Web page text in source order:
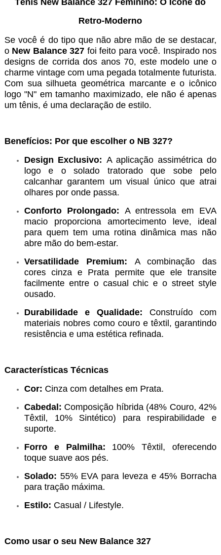
Retro-Moderno
Se você é do tipo que não abre mão de se destacar,
o New Balance 327 foi feito para você. Inspirado nos
designs de corrida dos anos 70, este modelo une o
charme vintage com uma pegada totalmente futurista.
Com sua silhueta geométrica marcante e o icônico
logo "N" em tamanho maximizado, ele não é apenas
um tênis, é uma declaração de estilo.
Benefícios: Por que escolher o NB 327?
Design Exclusivo: A aplicação assimétrica do
logo e o solado tratorado que sobe pelo
calcanhar garantem um visual único que atrai
olhares por onde passa.
Conforto Prolongado: A entressola em EVA
macio proporciona amortecimento leve, ideal
para quem tem uma rotina dinâmica mas não
abre mão do bem-estar.
Versatilidade Premium: A combinação das
cores cinza e Prata permite que ele transite
facilmente entre o casual chic e o street style
ousado.
Durabilidade e Qualidade: Construído com
materiais nobres como couro e têxtil, garantindo
resistência e uma estética refinada.
Características Técnicas
Cor: Cinza com detalhes em Prata.
Cabedal: Composição híbrida (48% Couro, 42%
Têxtil, 10% Sintético) para respirabilidade e
suporte.
Forro e Palmilha: 100% Têxtil, oferecendo
toque suave aos pés.
Solado: 55% EVA para leveza e 45% Borracha
para tração máxima.
Estilo: Casual / Lifestyle.
Como usar o seu New Balance 327